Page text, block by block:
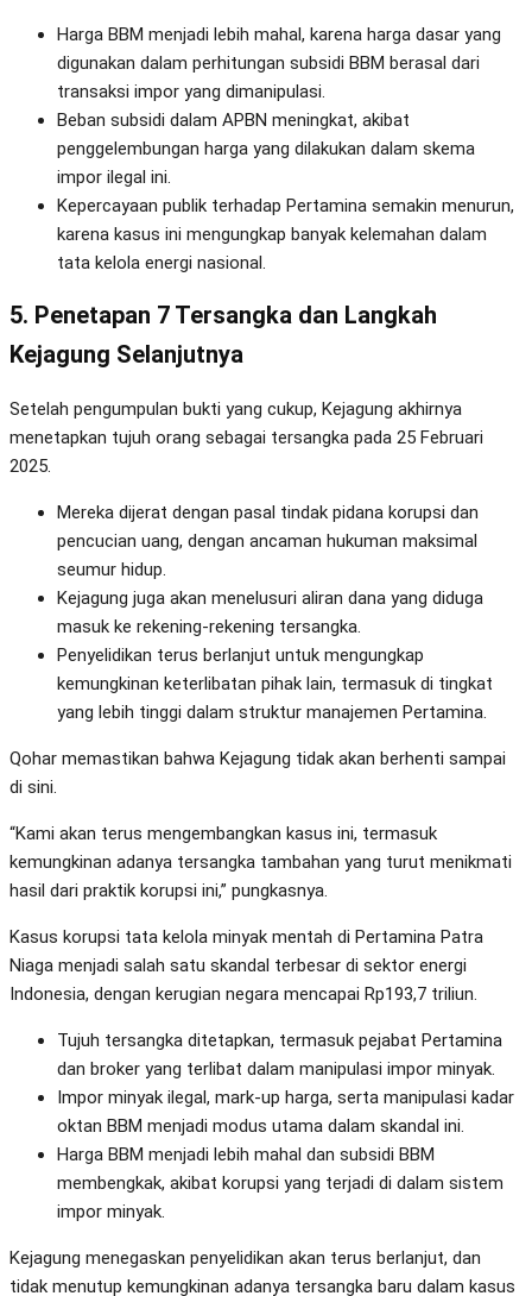
Harga BBM menjadi lebih mahal, karena harga dasar yang
digunakan dalam perhitungan subsidi BBM berasal dari
transaksi impor yang dimanipulasi.
Beban subsidi dalam APBN meningkat, akibat
penggelembungan harga yang dilakukan dalam skema
impor ilegal ini.
Kepercayaan publik terhadap Pertamina semakin menurun,
karena kasus ini mengungkap banyak kelemahan dalam
tata kelola energi nasional.
5. Penetapan 7 Tersangka dan Langkah
Kejagung Selanjutnya
Setelah pengumpulan bukti yang cukup, Kejagung akhirnya
menetapkan tujuh orang sebagai tersangka pada 25 Februari
2025.
Mereka dijerat dengan pasal tindak pidana korupsi dan
pencucian uang, dengan ancaman hukuman maksimal
seumur hidup.
Kejagung juga akan menelusuri aliran dana yang diduga
masuk ke rekening-rekening tersangka.
Penyelidikan terus berlanjut untuk mengungkap
kemungkinan keterlibatan pihak lain, termasuk di tingkat
yang lebih tinggi dalam struktur manajemen Pertamina.
Qohar memastikan bahwa Kejagung tidak akan berhenti sampai
di sini.
“Kami akan terus mengembangkan kasus ini, termasuk
kemungkinan adanya tersangka tambahan yang turut menikmati
hasil dari praktik korupsi ini,” pungkasnya.
Kasus korupsi tata kelola minyak mentah di Pertamina Patra
Niaga menjadi salah satu skandal terbesar di sektor energi
Indonesia, dengan kerugian negara mencapai Rp193,7 triliun.
Tujuh tersangka ditetapkan, termasuk pejabat Pertamina
dan broker yang terlibat dalam manipulasi impor minyak.
Impor minyak ilegal, mark-up harga, serta manipulasi kadar
oktan BBM menjadi modus utama dalam skandal ini.
Harga BBM menjadi lebih mahal dan subsidi BBM
membengkak, akibat korupsi yang terjadi di dalam sistem
impor minyak.
Kejagung menegaskan penyelidikan akan terus berlanjut, dan
tidak menutup kemungkinan adanya tersangka baru dalam kasus